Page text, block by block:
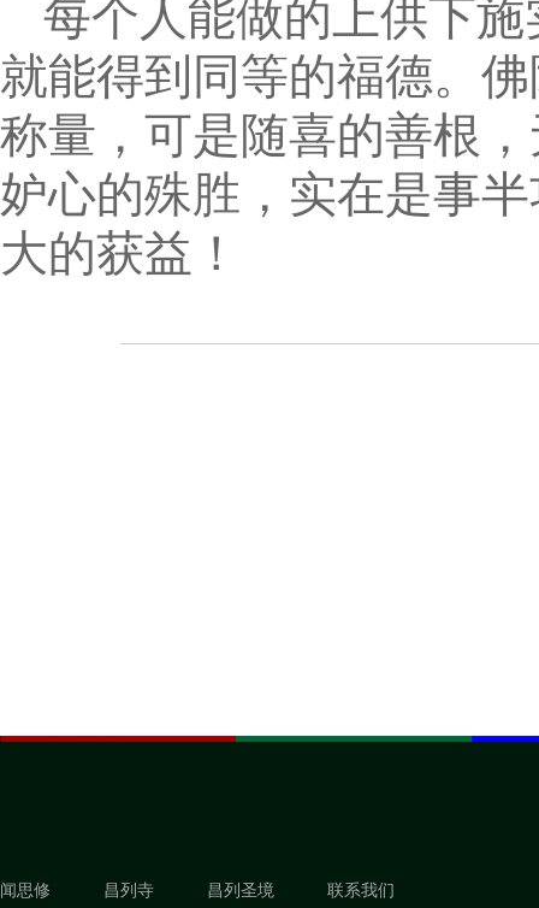
每个人能做的上供下
就能得到同等的福德。
称量，可是随喜的善根
妒心的殊胜，实在是事
大的获益！
闻思修 昌列寺 昌列圣境 联系我们